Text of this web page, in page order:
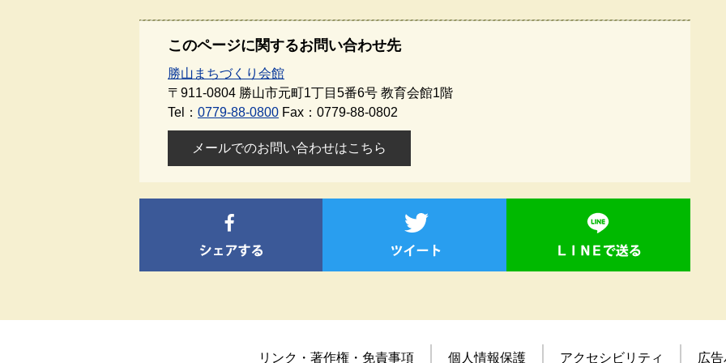
このページに関するお問い合わせ先
勝山まちづくり会館
〒911-0804 勝山市元町1丁目5番6号 教育会館1階
Tel： 0779-88-0800 Fax：0779-88-0802
メールでのお問い合わせはこちら
リンク・著作権・免責事項 個人情報保護 アクセシビリティ 広